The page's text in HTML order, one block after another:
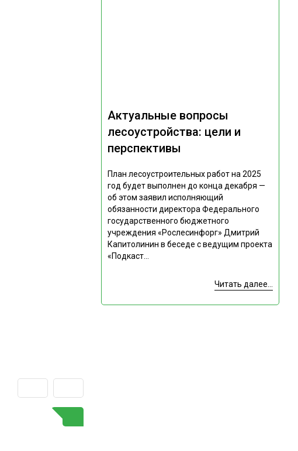
Актуальные вопросы
лесоустройства: цели и
перспективы
План лесоустроительных работ на 2025
год будет выполнен до конца декабря —
об этом заявил исполняющий
обязанности директора Федерального
государственного бюджетного
учреждения «Рослесинфорг» Дмитрий
Капитолинин в беседе с ведущим проекта
«Подкаст...
Читать далее...